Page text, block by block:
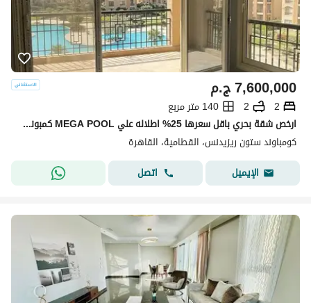
ج.م7,600,000
2
2
140 متر مربع
ارخص شقة بحري باقل سعرها 25% اطلاله علي MEGA POOL كمبوند ستون ريزيدنس التجمع الخامس | Stone Residence دقايق الي ماونتن فيو و ميفيدا و بالم هيلز و AUC
كومباوند ستون ريزيدنس، القطامية، القاهرة
الإيميل
اتصل